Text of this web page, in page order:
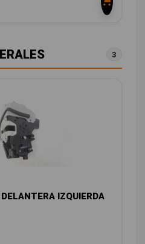
3
IZQUIERDA